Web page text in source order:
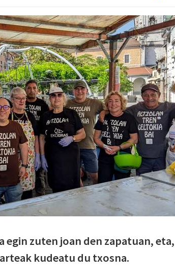
egin zuten joan den zapatuan, eta,
kudeatu du txosna.